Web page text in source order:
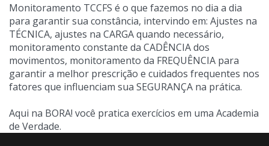
Monitoramento TCCFS é o que fazemos no dia a dia
para garantir sua constância, intervindo em: Ajustes na
TÉCNICA, ajustes na CARGA quando necessário,
monitoramento constante da CADÊNCIA dos
movimentos, monitoramento da FREQUÊNCIA para
garantir a melhor prescrição e cuidados frequentes nos
fatores que influenciam sua SEGURANÇA na prática.
Aqui na BORA! você pratica exercícios em uma Academia
de Verdade.